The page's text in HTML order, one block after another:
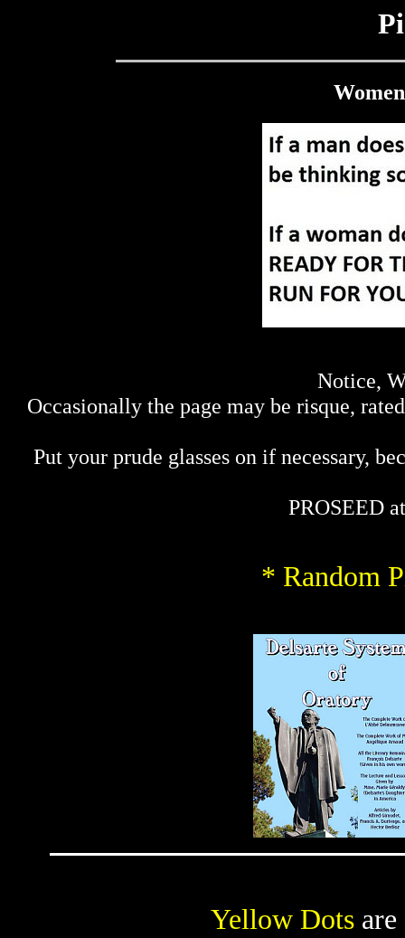
Notice,
Occasionally the page may be risque,
Put your prude glasses on if necessary,
PROSEED
* Random
Yellow Dots